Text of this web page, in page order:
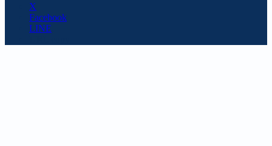
X
Facebook
LINE